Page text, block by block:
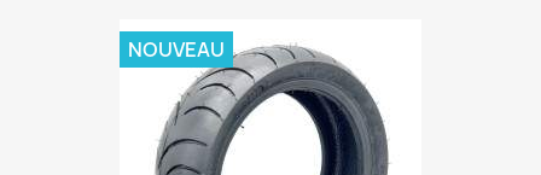
NOUVEAU